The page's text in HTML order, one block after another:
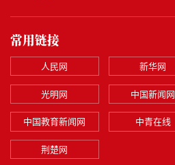
常用链接
人民网 新华网
光明网 中国新闻网
中国教育新闻网 中青在线
荆楚网